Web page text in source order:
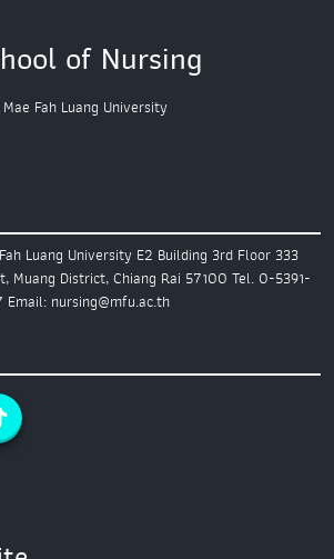
of Nursing
Mae Fah Luang University
Luang University E2 Building 3rd Floor 333
Muang District, Chiang Rai 57100 Tel. 0-5391-
Email: nursing@mfu.ac.th